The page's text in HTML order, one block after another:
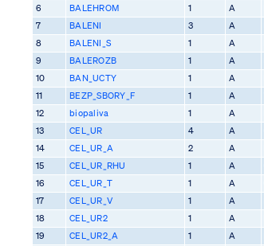
6
BALEHROM 1 A
7
BALENI 3 A
8
BALENI_S 1 A
9
BALEROZB 1 A
10
BAN_UCTY 1 A
11
BEZP_SBORY_F 1 A
12
biopaliva 1 A
13
CEL_UR 4 A
14
CEL_UR_A 2 A
15
CEL_UR_RHU 1 A
16
CEL_UR_T 1 A
17
CEL_UR_V 1 A
18
CEL_UR2 1 A
19
CEL_UR2_A 1 A